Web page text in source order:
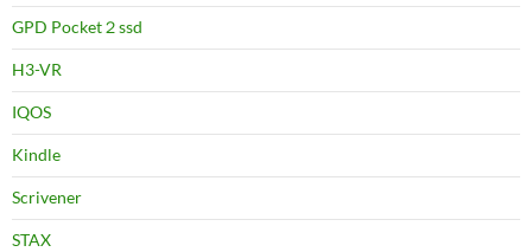
GPD Pocket２ssd
H3-VR
IQOS
Kindle
Scrivener
STAX